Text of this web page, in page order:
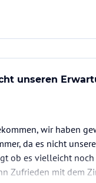
unseren
wir haben
da es nicht
ob es vielleicht
Zufrieden mit dem